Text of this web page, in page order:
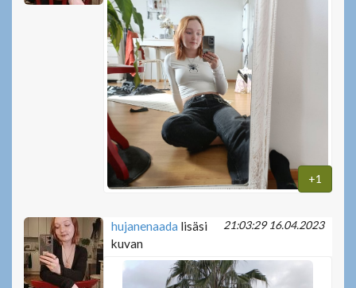
+1
21:03:29 16.04.2023
hujanenaada lisäsi
kuvan